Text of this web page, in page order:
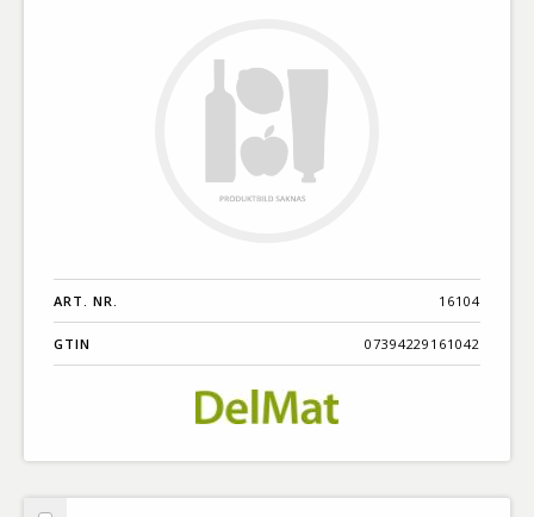
ART. NR. 16104
GTIN 07394229161042